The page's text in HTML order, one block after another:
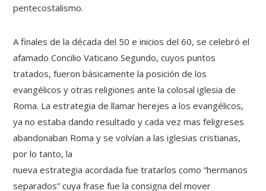
pentecostalismo.
A finales de la década del 50 e inicios del 60, se celebró el
afamado Concilio Vaticano Segundo, cuyos puntos
tratados, fueron básicamente la posición de los
evangélicos y otras religiones ante la colosal iglesia de
Roma. La estrategia de llamar herejes a los evangélicos,
ya no estaba dando resultado y cada vez mas feligreses
abandonaban Roma y se volvían a las iglesias cristianas,
por lo tanto, la
nueva estrategia acordada fue tratarlos como “hermanos
separados” cuya frase fue la consigna del mover